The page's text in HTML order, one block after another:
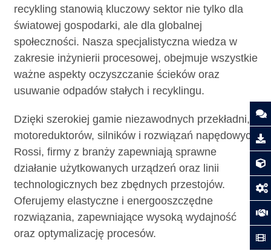
recykling stanowią kluczowy sektor nie tylko dla
światowej gospodarki, ale dla globalnej
społeczności. Nasza specjalistyczna wiedza w
zakresie inżynierii procesowej, obejmuje wszystkie
ważne aspekty oczyszczanie ścieków oraz
usuwanie odpadów stałych i recyklingu.
Dzięki szerokiej gamie niezawodnych przekładni,
motoreduktorów, silników i rozwiązań napędowych
Rossi, firmy z branży zapewniają sprawne
działanie użytkowanych urządzeń oraz linii
technologicznych bez zbędnych przestojów.
Oferujemy elastyczne i energooszczędne
rozwiązania, zapewniające wysoką wydajność
oraz optymalizację procesów.